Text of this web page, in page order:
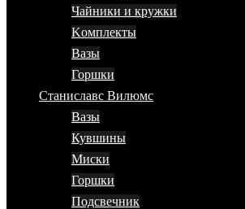
Чайники и кружки
Kомплекты
Вазы
Горшки
Станиславс Вилюмс
Вазы
Кувшины
Миски
Горшки
Подсвечник